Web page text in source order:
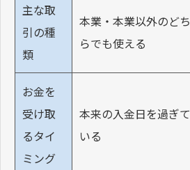
主な取
引の種
類
本業・本業以外のどち
らでも使える
お金を
受け取
るタイ
ミング
本来の入金日を過ぎて
いる